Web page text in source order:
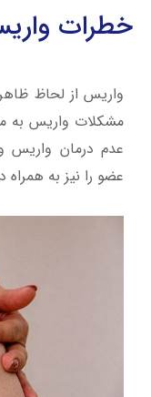
خطرات
واریس از لحاظ
مشکلات واریس به
عدم درمان واریس
عضو را نیز به همراه